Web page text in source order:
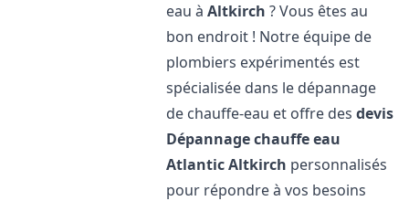
eau àAltkirch ? Vous êtes au
bon endroit ! Notre équipe de
plombiers expérimentés est
spécialisée dans le dépannage
de chauffe-eau et offre desdevis
Dépannage chauffe eau
AtlanticAltkirch personnalisés
pour répondre à vos besoins